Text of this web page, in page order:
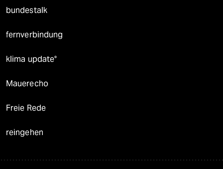
bundestalk
fernverbindung
klima update°
Mauerecho
Freie Rede
reingehen